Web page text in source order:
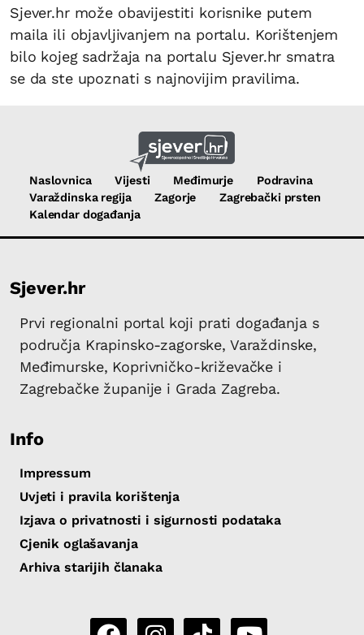
Sjever.hr može obavijestiti korisnike putem
maila ili objavljivanjem na portalu. Korištenjem
bilo kojeg sadržaja na portalu Sjever.hr smatra
se da ste upoznati s najnovijim pravilima.
Naslovnica Vijesti Međimurje
Podravina
Varaždinska regija
Zagorje
Zagrebački prsten
Kalendar događanja
Sjever.hr
Prvi regionalni portal koji prati događanja s
područja Krapinsko-zagorske, Varaždinske,
Međimurske, Koprivničko-križevačke i
Zagrebačke županije i Grada Zagreba.
Info
Impressum
Uvjeti i pravila korištenja
Izjava o privatnosti i sigurnosti podataka
Cjenik oglašavanja
Arhiva starijih članaka